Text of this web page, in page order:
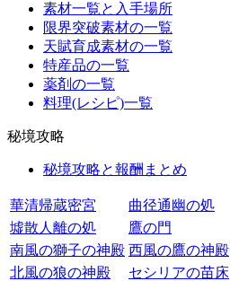
素材一覧と入手場所
限界突破素材の一覧
天賦育成素材の一覧
特産品の一覧
薬剤の一覧
料理(レシピ)一覧
秘境攻略
秘境攻略と報酬まとめ
華清帰蔵密宮
曲径通幽の処
墟散人離の処
鷹の門
南風の獅子の神殿 西風の鷹の神殿
北風の狼の神殿
セシリアの苗床